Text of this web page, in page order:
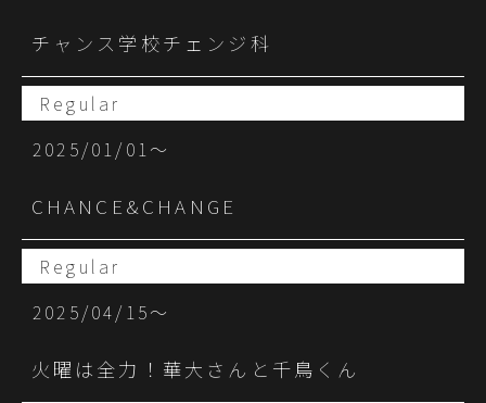
チャンス学校チェンジ科
Regular
2025/01/01〜
CHANCE&CHANGE
Regular
2025/04/15〜
火曜は全力！華大さんと千鳥くん